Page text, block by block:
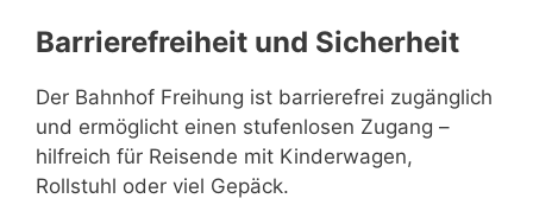
Barrierefreiheit und Sicherheit
Der Bahnhof Freihung ist barrierefrei zugänglich
und ermöglicht einen stufenlosen Zugang –
hilfreich für Reisende mit Kinderwagen,
Rollstuhl oder viel Gepäck.